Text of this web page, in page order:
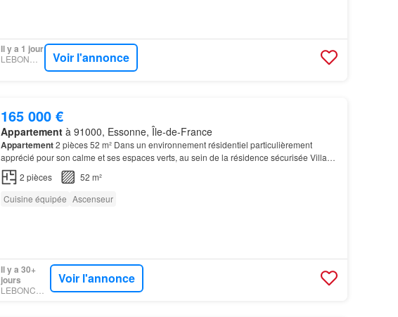
Il y a 1 jour
Voir l'annonce
165 000 €
Appartementà 91000, Essonne, Île-de-France
Appartement2 pièces 52 m² Dans un environnement résidentiel particulièrement
apprécié pour son calme et ses espaces verts, au sein de la résidence sécurisée Villa
Rodin, cet
appartement
2 pièces
52 m²
Cuisine équipée Ascenseur
Il y a 30+
jours
Voir l'annonce